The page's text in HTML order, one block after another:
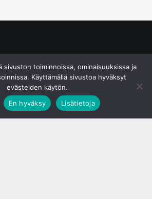
sivuston toiminnoissa, ominaisuuksissa ja
Käyttämällä sivustoa hyväksyt
evästeiden käytön.
En hyväksy Lisätietoja